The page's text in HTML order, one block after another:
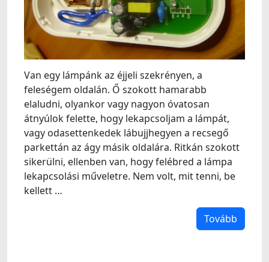
Van egy lámpánk az éjjeli szekrényen, a
feleségem oldalán. Ő szokott hamarabb
elaludni, olyankor vagy nagyon óvatosan
átnyúlok felette, hogy lekapcsoljam a lámpát,
vagy odasettenkedek lábujjhegyen a recsegő
parkettán az ágy másik oldalára. Ritkán szokott
sikerülni, ellenben van, hogy felébred a lámpa
lekapcsolási műveletre. Nem volt, mit tenni, be
kellett …
Tovább